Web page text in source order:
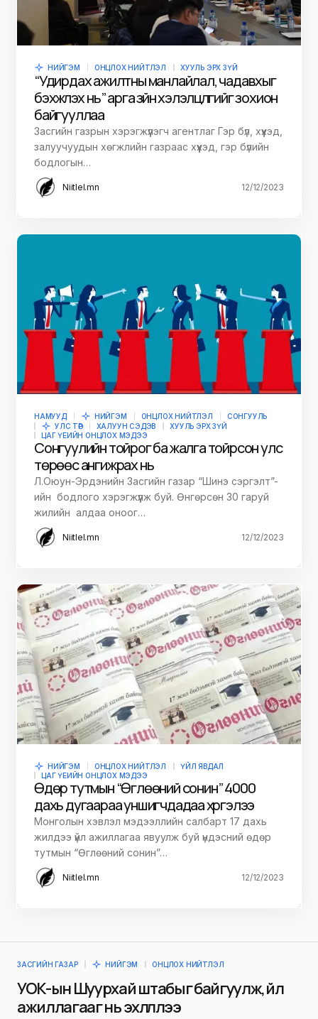
НИЙГЭМ ОНЦЛОХ НИЙТЛЭЛ ХУУЛЬ ЭРХ ЗҮЙ
“Удирдах ажилтны манлайлал, чадавхыг
бэхжүүлэх нь” арга зүйн хэлэлцүүлгийг зохион
байгууллаа
Засгийн газрын хэрэгжүүлэгч агентлаг Гэр бүл, хүүхэд,
залуучуудын хөгжлийн газраас хүүхэд, гэр бүлийн
бодлогын…
Niitlel.mn 12/12/2023
НАМУУД НИЙГЭМ ОНЦЛОХ НИЙТЛЭЛ
СОНГУУЛЬ
УЛС ТӨР
ХАЛУУН СЭДЭВ
ХУУЛЬ ЭРХ ЗҮЙ
ЦАГ ҮЕИЙН ОНЦЛОХ МЭДЭЭ
Сонгуулийн тойрог ба жалга тойрсон улс
төрөөс ангижрах нь
Л.Оюун-Эрдэнийн Засгийн газар “Шинэ сэргэлт”-
ийн бодлого хэрэгжүүлж буй. Өнгөрсөн 30 гаруй
жилийн алдаа оноог…
Niitlel.mn 12/12/2023
НИЙГЭМ ОНЦЛОХ НИЙТЛЭЛ
ҮЙЛ ЯВДАЛ
ЦАГ ҮЕИЙН ОНЦЛОХ МЭДЭЭ
Өдөр тутмын “Өглөөний сонин” 4000
дахь дугаараа уншигчдадаа хүргэлээ
Монголын хэвлэл мэдээллийн салбарт 17 дахь
жилдээ үйл ажиллагаа явуулж буй үндэсний өдөр
тутмын “Өглөөний сонин”…
Niitlel.mn 12/12/2023
ЗАСГИЙН ГАЗАР НИЙГЭМ ОНЦЛОХ НИЙТЛЭЛ
УОК-ын Шуурхай штабыг байгуулж, үйл
ажиллагааг нь эхлүүллээ